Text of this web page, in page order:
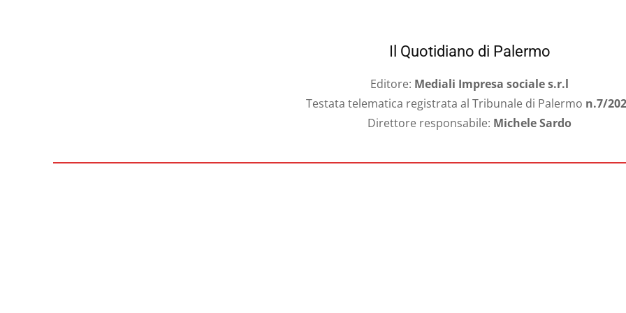
Il Quotidiano di Palermo
Editore: Mediali Impresa sociale s.r.l
Testata telematica registrata al Tribunale di Palermo n.7/
Direttore responsabile: Michele Sardo